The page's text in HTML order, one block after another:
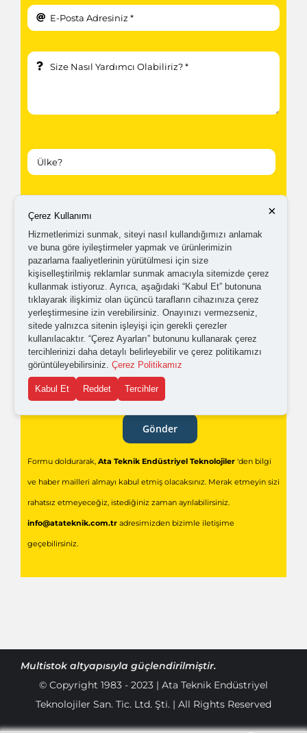
gönderilmesini kabul ediyorum.
Kişisel verilerimin işlenmesine yönelikaydınlatma ve
açık rıza metni'ni okudum,onaylıyorum.
Gönder
Formu doldurarak, Ata Teknik Endüstriyel Teknolojiler'den bilgi
ve haber mailleri almayı kabul etmiş olacaksınız. Merak etmeyin sizi
rahatsız etmeyeceğiz, istediğiniz zaman ayrılabilirsiniz.
info@atateknik.com.tradresimizden bizimle iletişime
geçebilirsiniz.
Multistok altyapısıyla güçlendirilmiştir.
© Copyright 1983 - 2023 | Ata Teknik Endüstriyel
Teknolojiler San. Tic. Ltd. Şti. | All Rights Reserved
×
Çerez Kullanımı
Hizmetlerimizi sunmak, siteyi nasıl kullandığımızı anlamak
ve buna göre iyileştirmeler yapmak ve ürünlerimizin
pazarlama faaliyetlerinin yürütülmesi için size
kişiselleştirilmiş reklamlar sunmak amacıyla sitemizde çerez
kullanmak istiyoruz. Ayrıca, aşağıdaki “Kabul Et” butonuna
tıklayarak ilişkimiz olan üçüncü tarafların cihazınıza çerez
yerleştirmesine izin verebilirsiniz. Onayınızı vermezseniz,
sitede yalnızca sitenin işleyişi için gerekli çerezler
kullanılacaktır. “Çerez Ayarları” butonunu kullanarak çerez
tercihlerinizi daha detaylı belirleyebilir ve çerez politikamızı
görüntüleyebilirsiniz. Çerez Politikamız
Kabul Et Reddet Tercihler